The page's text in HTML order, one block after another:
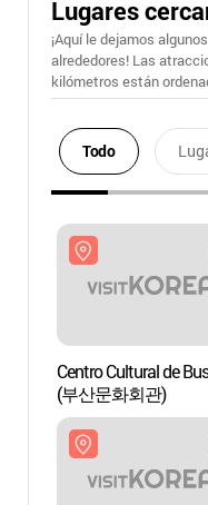
Lugares
¡Aquí le dejamos
alrededores! Las
kilómetros están
Todo
Centro Cultural de
(부산문화회관)